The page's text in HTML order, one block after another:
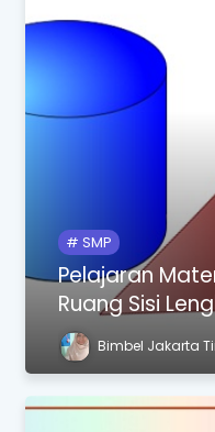
SMP
Pelajaran
Ruang Sisi
Bimbel Jakarta